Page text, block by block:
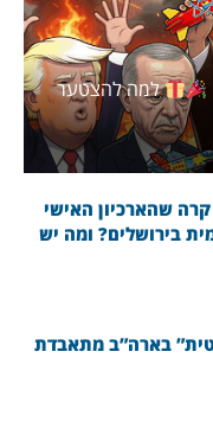
למה להצטער
קרה שהארכיון האישי
בירושלים? ומה יש
בארה”ב מתאבדת